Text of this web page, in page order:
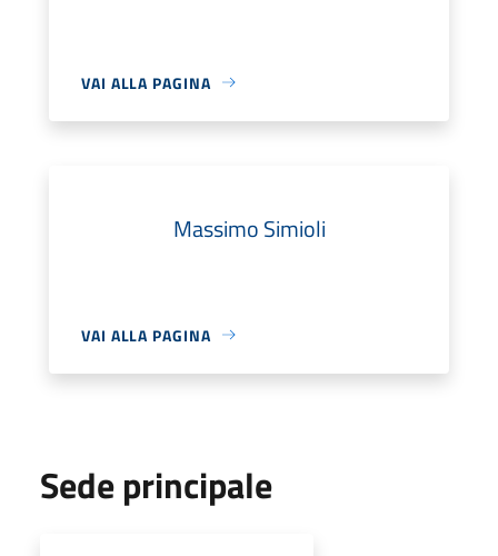
VAI ALLA PAGINA
Massimo Simioli
VAI ALLA PAGINA
Sede principale